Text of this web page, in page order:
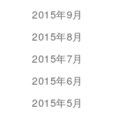
2015年9月
2015年8月
2015年7月
2015年6月
2015年5月